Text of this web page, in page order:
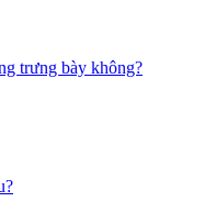
trưng bày không?